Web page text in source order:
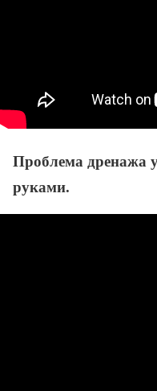
Проблема дренажа
руками.